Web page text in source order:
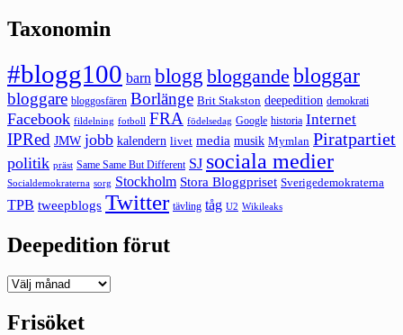
Taxonomin
#blogg100 barn blogg bloggande bloggar
bloggare bloggosfären Borlänge Brit Stakston deepedition demokrati
Facebook fildelning fotboll FRA födelsedag Google historia Internet
IPRed JMW jobb kalendern livet media musik Mymlan Piratpartiet
politik präst Same Same But Different SJ sociala medier
Socialdemokraterna sorg Stockholm Stora Bloggpriset Sverigedemokraterna
TPB tweepblogs Twitter tävling tåg U2 Wikileaks
Deepedition förut
Deepedition
Frisöket